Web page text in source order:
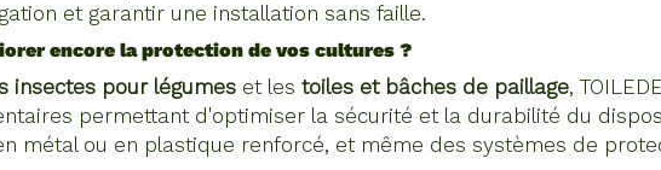
et garantir une installation sans faille.
encore la protection de vos cultures ?
insectes pour légumes et lestoiles et bâches de paillage,
permettant d'optimiser la sécurité et la durabilité du
métal ou en plastique renforcé, et même des systèmes de